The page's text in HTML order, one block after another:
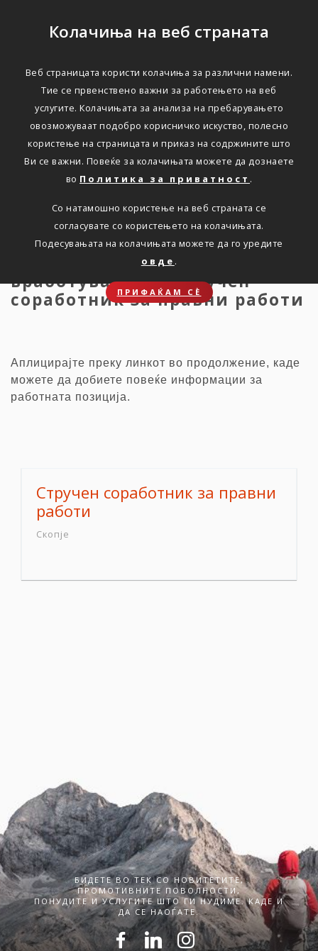
Колачиња на веб страната
Веб страницата користи колачиња за различни намени.
Тие се првенствено важни за работењето на веб
услугите. Колачињата за анализа на пребарувањето
овозможуваат подобро корисничко искуство, полесно
користење на страницата и приказ на содржините што
Ви се важни. Повеќе за колачињата можете да дознаете
во Политика за приватност .
Со натамошно користење на веб страната се
согласувате со користењето на колачињата.
Подесувањата на колачињата можете да го уредите
овде .
ПРИФАЌАМ СЀ
Оглас за вработување на
Стручен соработник за
правни работи
Триглав објавува оглас за
вработување на Стручен
соработник за правни работи
Аплицирајте преку линкот во продолжение, каде
можете да добиете повеќе информации за
работната позиција.
Стручен соработник за правни
работи
Скопје
БИДЕТЕ ВО ТЕК СО НОВИТЕТИТЕ,
ПРОМОТИВНИТЕ ПОВОЛНОСТИ,
ПОНУДИТЕ И УСЛУГИТЕ ШТО ГИ НУДИМЕ. КАДЕ И
ДА СЕ НАОЃАТЕ.